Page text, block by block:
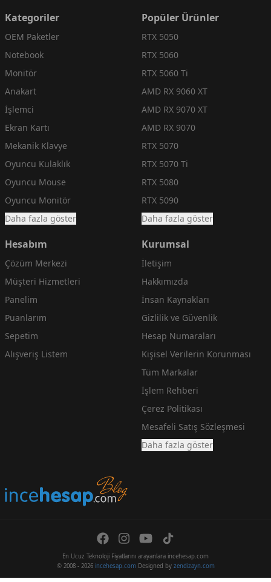
Kategoriler
OEM Paketler
Notebook
Monitör
Anakart
İşlemci
Ekran Kartı
Mekanik Klavye
Oyuncu Kulaklık
Oyuncu Mouse
Oyuncu Monitör
Daha fazla göster
Popüler Ürünler
RTX 5050
RTX 5060
RTX 5060 Ti
AMD RX 9060 XT
AMD RX 9070 XT
AMD RX 9070
RTX 5070
RTX 5070 Ti
RTX 5080
RTX 5090
Daha fazla göster
Hesabım
Çözüm Merkezi
Müşteri Hizmetleri
Panelim
Puanlarım
Sepetim
Alışveriş Listem
Kurumsal
İletişim
Hakkımızda
İnsan Kaynakları
Gizlilik ve Güvenlik
Hesap Numaraları
Kişisel Verilerin Korunması
Tüm Markalar
İşlem Rehberi
Çerez Politikası
Mesafeli Satış Sözleşmesi
Daha fazla göster
En Ucuz Teknoloji Fiyatlarını arayanlara incehesap.com
© 2008 - 2026 incehesap.comDesigned by zendizayn.com